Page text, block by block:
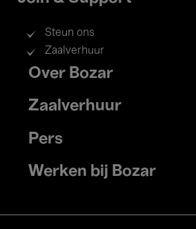
Steun ons
Zaalverhuur
Footer
menu
Over Bozar
Zaalverhuur
Pers
Werken bij Bozar